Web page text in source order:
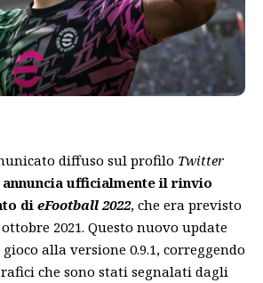
diffuso sul profilo Twitter
annuncia ufficialmente il rinvio
di eFootball 2022, che era previsto
2021. Questo nuovo update
alla versione 0.9.1, correggendo
che sono stati segnalati dagli